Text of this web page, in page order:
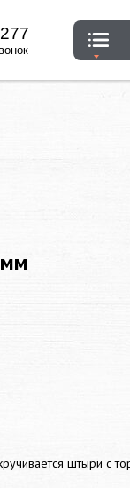
штыри с